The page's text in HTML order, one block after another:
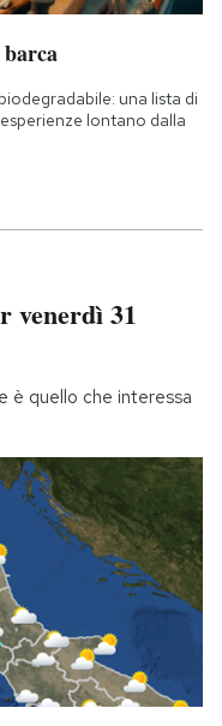
una lista di
lontano dalla
venerdì 31
è quello che interessa